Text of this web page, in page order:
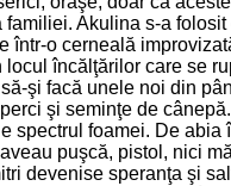
Akulina s-a
o cerneală
încălţărilor care se
şi facă unele noi din
şi seminţe de
foamei. De
puşcă, pistol, nici
devenise speranţa şi